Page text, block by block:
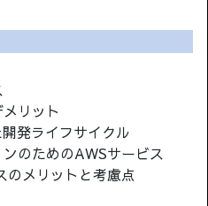
リット
発ライフサイクル
のためのAWSサービス
メリットと考慮点